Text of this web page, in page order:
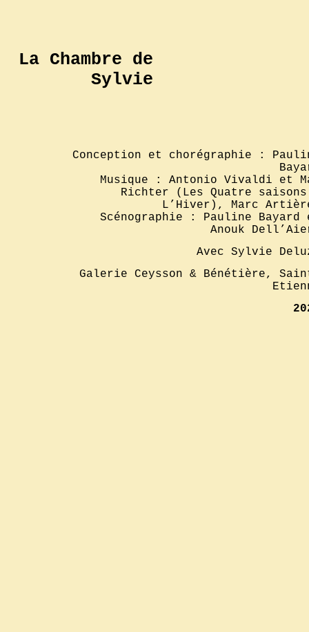
La Chambre de
Sylvie
Conception et chorégraphie :
Musique : Antonio Vivaldi et
Richter (Les Quatre
L’Hiver), Marc
Scénographie : Pauline Bayard
Anouk
Avec Sylvie
Galerie Ceysson & Bénétière,